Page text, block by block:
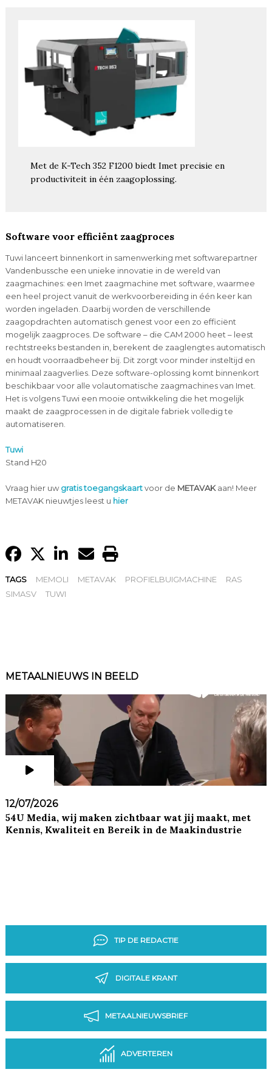
Met de K-Tech 352 F1200 biedt Imet precisie en
productiviteit in één zaagoplossing.
Software voor efficiënt zaagproces
Tuwi lanceert binnenkort in samenwerking met softwarepartner
Vandenbussche een unieke innovatie in de wereld van
zaagmachines: een Imet zaagmachine met software, waarmee
een heel project vanuit de werkvoorbereiding in één keer kan
worden ingeladen. Daarbij worden de verschillende
zaagopdrachten automatisch genest voor een zo efficiënt
mogelijk zaagproces. De software – die CAM 2000 heet – leest
rechtstreeks bestanden in, berekent de zaaglengtes automatisch
en houdt voorraadbeheer bij. Dit zorgt voor minder insteltijd en
minimaal zaagverlies. Deze software-oplossing komt binnenkort
beschikbaar voor alle volautomatische zaagmachines van Imet.
Het is volgens Tuwi een mooie ontwikkeling die het mogelijk
maakt de zaagprocessen in de digitale fabriek volledig te
automatiseren.
Tuwi
Stand H20
Vraag hier uwgratis toegangskaartvoor de METAVAKaan! Meer
METAVAK nieuwtjes leest u hier
TAGS MEMOLI METAVAK PROFIELBUIGMACHINE
RAS
SIMASV
TUWI
METAALNIEUWS IN BEELD
12/07/2026
54U Media, wij maken zichtbaar wat jij maakt, met
Kennis, Kwaliteit en Bereik in de Maakindustrie
TIP DE REDACTIE
DIGITALE KRANT
METAALNIEUWSBRIEF
ADVERTEREN